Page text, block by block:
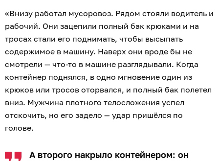
«Внизу работал мусоровоз. Рядом стояли водитель и
рабочий. Они зацепили полный бак крюками и на
тросах стали его поднимать, чтобы высыпать
содержимое в машину. Наверх они вроде бы не
смотрели — что-то в машине разглядывали. Когда
контейнер поднялся, в одно мгновение один из
крюков или тросов оторвался, и полный бак полетел
вниз. Мужчина плотного телосложения успел
отскочить, но его задело — удар пришёлся по
голове.
А второго накрыло контейнером: он